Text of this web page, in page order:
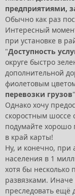
предприятиями,
Обычно как раз
Интересный
при установке в
"Доступность
округе быстро
дополнительной
фиолетовым
перевозки грузов
Однако хочу
скоростным шоссе
подумайте хорошо
в край карты!
Ну, и конечно, при
населения в 1
хотя бы несколько
развязками. Иначе
преследовать ещё